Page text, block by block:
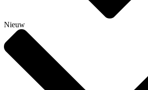
Nieuw